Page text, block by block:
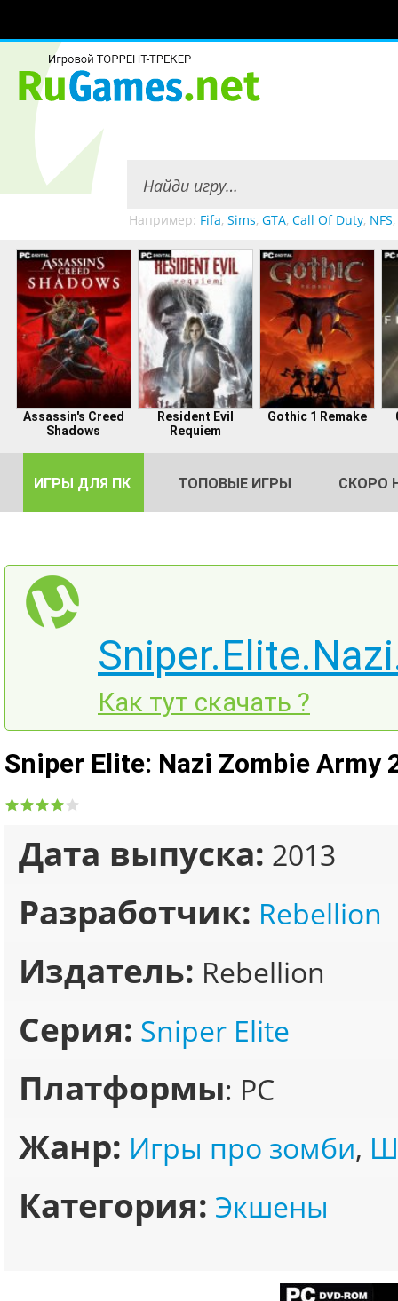
Например: Fifa, Sims, GTA, Call Of Duty, NFS,
Assassin's Creed
Shadows
Resident Evil
Requiem
Gothic 1 Remake
ИГРЫ ДЛЯ ПК ТОПОВЫЕ ИГРЫ СКОРО
Как тут скачать ?
Sniper Elite: Nazi Zombie Army
Дата выпуска: 2013
Разработчик: Rebellion
Издатель: Rebellion
Серия: Sniper Elite
Платформы: PC
Жанр: Игры про зомби,
Категория: Экшены